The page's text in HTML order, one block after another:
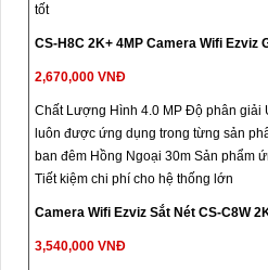
tốt
CS-H8C 2K+ 4MP Camera Wifi Ezviz
2,670,000 VNĐ
Chất Lượng Hình 4.0 MP Độ phân giải
luôn được ứng dụng trong từng sản
ban đêm Hồng Ngoại 30m Sản phẩm
Tiết kiệm chi phí cho hệ thống lớn
Camera Wifi Ezviz Sắt Nét CS-C8W
3,540,000 VNĐ